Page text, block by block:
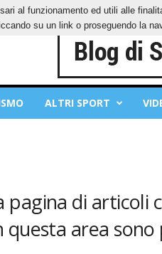
PRIVACY POLICY
ALTRI SPORT
pagina di articoli
questa area
al funzionamento ed utili alle
su un link o proseguendo la